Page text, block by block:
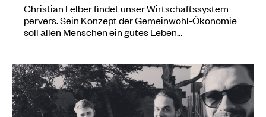
Christian Felber findet unser Wirtschaftssystem
pervers. Sein Konzept der Gemeinwohl-Ökonomie
soll allen Menschen ein gutes Leben…